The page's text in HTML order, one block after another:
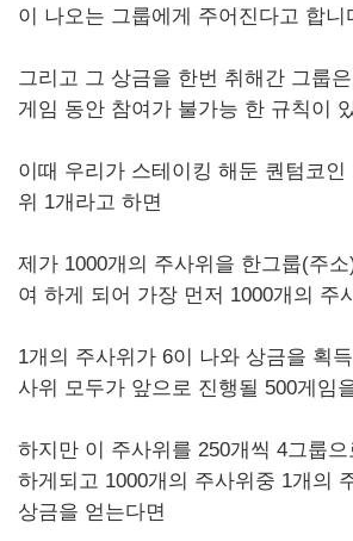
이 나오는 그룹에게 주어진다고 합니
그리고 그 상금을 한번 취해간 그룹
게임 동안 참여가 불가능 한 규칙이
이때 우리가 스테이킹 해둔 퀀텀코
위 1개라고 하면
제가 1000개의 주사위을 한그룹(주
여 하게 되어 가장 먼저 1000개의 주
1개의 주사위가 6이 나와 상금을 획
사위 모두가 앞으로 진행될 500게임
하지만 이 주사위를 250개씩 4그룹
하게되고 1000개의 주사위중 1개의
상금을 얻는다면